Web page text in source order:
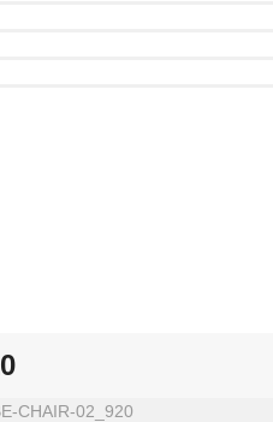
CHAIR-02_920